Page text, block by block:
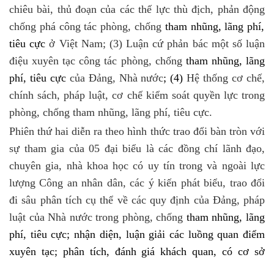
chiêu bài, thủ đoạn của các thế lực thù địch, phản động
chống phá công tác phòng, chống tham nhũng, lãng phí,
tiêu cực ở Việt Nam; (3) Luận cứ phản bácmột sốluận
điệu xuyên tạc công tác phòng, chống tham nhũng, lãng
phí, tiêu cựccủa Đảng, Nhà nước; (4)Hệ thống cơ chế,
chính sách, pháp luật, cơ chế kiểm soát quyền lực trong
phòng, chống tham nhũng, lãng phí, tiêu cực.
Phiên thứ hai diễn ra theo hình thức trao đổi bàn tròn với
sự tham gia của 05 đại biểu là các đồng chí lãnh đạo,
chuyên gia, nhà khoa học có uy tín trong và ngoài lực
lượng Công an nhân dân, các ý kiến phát biểu, trao đổi
đi sâu phân tích cụ thể về các quy định của Đảng, pháp
luật của Nhà nước trong phòng, chống tham nhũng, lãng
phí, tiêu cực; nhận diện, luận giải các luồng quan điểm
xuyên tạc; phân tích, đánh giá khách quan, có cơ sở